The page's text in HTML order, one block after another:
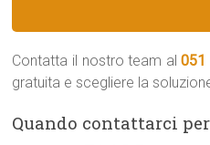
Contatta il nostro team al051
gratuita e scegliere la
Quando contattarci